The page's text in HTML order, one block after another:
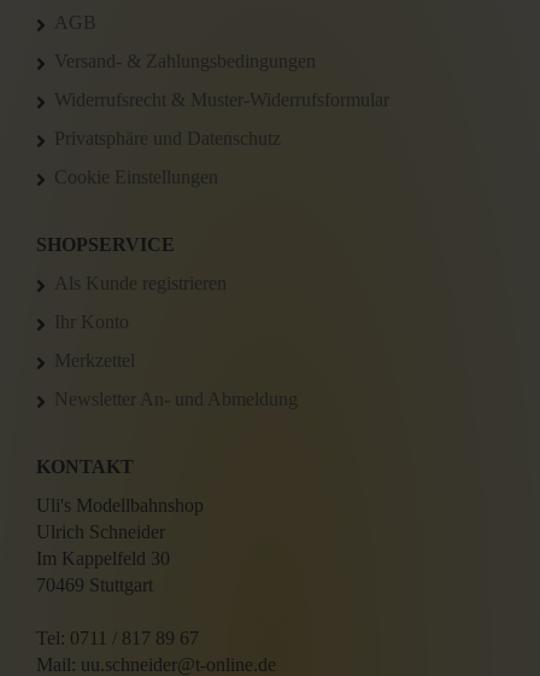
AGB
Versand- & Zahlungsbedingungen
Widerrufsrecht & Muster-Widerrufsformular
Privatsphäre und Datenschutz
Cookie Einstellungen
SHOPSERVICE
Als Kunde registrieren
Ihr Konto
Merkzettel
Newsletter An- und Abmeldung
KONTAKT
Uli's Modellbahnshop
Ulrich Schneider
Im Kappelfeld 30
70469 Stuttgart
Tel: 0711 / 817 89 67
Mail: uu.schneider@t-online.de